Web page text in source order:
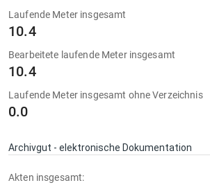
Laufende Meter insgesamt
10.4
Bearbeitete laufende Meter insgesamt
10.4
Laufende Meter insgesamt ohne Verzeichnis
0.0
Archivgut - elektronische Dokumentation
Akten insgesamt: